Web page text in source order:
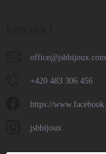
office@jsbbijoux.com
+420 483 306 456
https://
jsbbijoux